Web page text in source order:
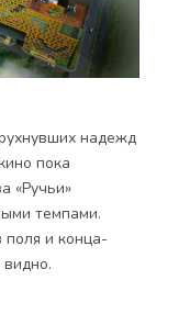
надежд
пока
«Ручьи»
темпами.
и конца-